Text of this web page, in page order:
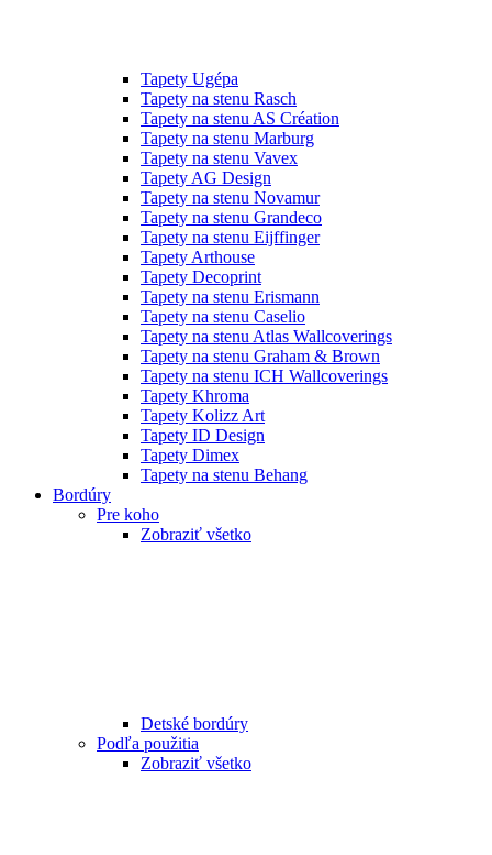
Tapety Ugépa
Tapety na stenu Rasch
Tapety na stenu AS Création
Tapety na stenu Marburg
Tapety na stenu Vavex
Tapety AG Design
Tapety na stenu Novamur
Tapety na stenu Grandeco
Tapety na stenu Eijffinger
Tapety Arthouse
Tapety Decoprint
Tapety na stenu Erismann
Tapety na stenu Caselio
Tapety na stenu Atlas Wallcoverings
Tapety na stenu Graham & Brown
Tapety na stenu ICH Wallcoverings
Tapety Khroma
Tapety Kolizz Art
Tapety ID Design
Tapety Dimex
Tapety na stenu Behang
Bordúry
Pre koho
Zobraziť všetko
Detské bordúry
Podľa použitia
Zobraziť všetko